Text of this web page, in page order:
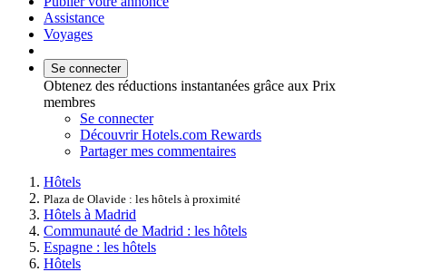
Assistance
Voyages
Se connecter
Obtenez des réductions instantanées grâce aux Prix
membres
Se connecter
Découvrir Hotels.com Rewards
Partager mes commentaires
Hôtels
Plaza de Olavide : les hôtels à proximité
Hôtels à Madrid
Communauté de Madrid : les hôtels
Espagne : les hôtels
Hôtels